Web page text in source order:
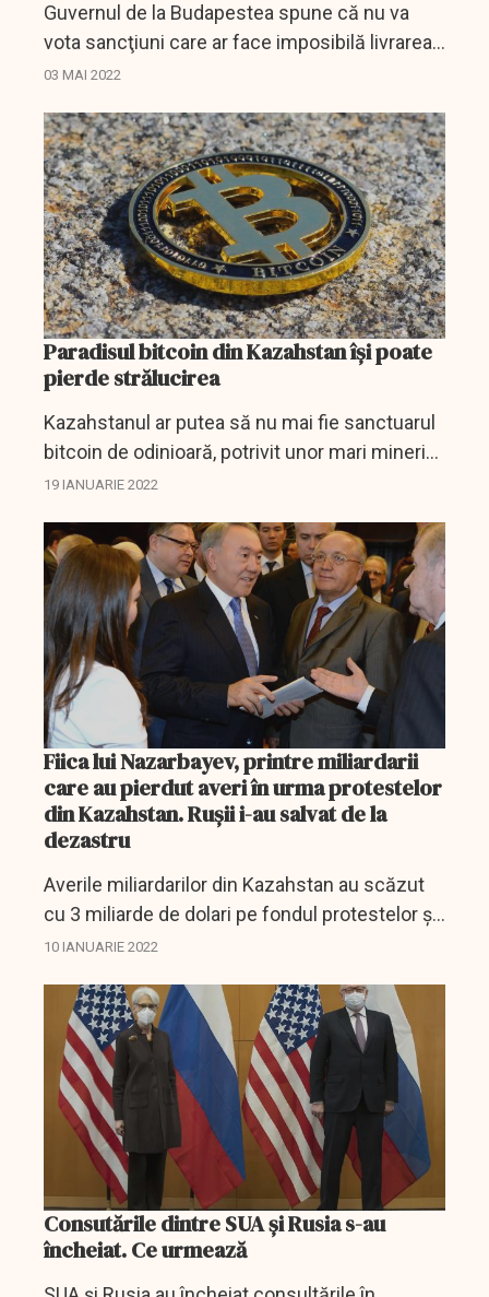
Guvernul de la Budapestea spune că nu va
vota sancţiuni care ar face imposibilă livrarea
petrolului şi gazelor naturale ruseşti în Ungaria.
03 MAI 2022
Paradisul bitcoin din Kazahstan își poate
pierde strălucirea
Kazahstanul ar putea să nu mai fie sanctuarul
bitcoin de odinioară, potrivit unor mari mineri
care doresc să părăsească acest centru
internetului...
19 IANUARIE 2022
Fiica lui Nazarbayev, printre miliardarii
care au pierdut averi în urma protestelor
din Kazahstan. Rușii i-au salvat de la
dezastru
Averile miliardarilor din Kazahstan au scăzut
cu 3 miliarde de dolari pe fondul protestelor și
revoltelor din țară.
10 IANUARIE 2022
Consutările dintre SUA și Rusia s-au
încheiat. Ce urmează